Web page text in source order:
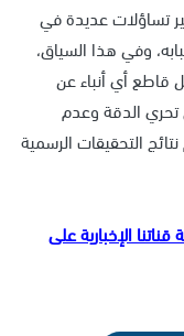
تساؤلات عديدة في
وفي هذا السياق،
قاطع أي أنباء عن
تحري الدقة وعدم
نتائج التحقيقات الرسمية
متابعة قناتنا الإخبارية على